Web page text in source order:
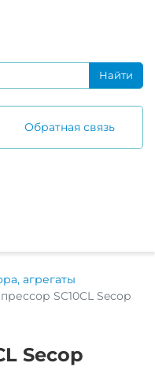
Обратная связь
агрегаты
SC10CL Secop
Secop